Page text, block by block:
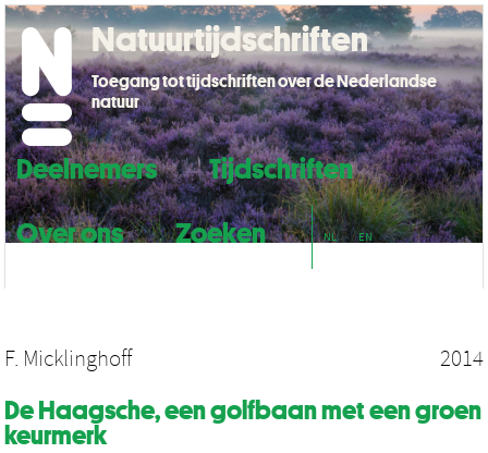
Deelnemers
Tijdschriften
Over ons
Zoeken NL EN
Natuurtijdschriften
Toegang tot tijdschriften over de Nederlandse
natuur
F. Micklinghoff 2014
De Haagsche, een golfbaan met een groen
keurmerk